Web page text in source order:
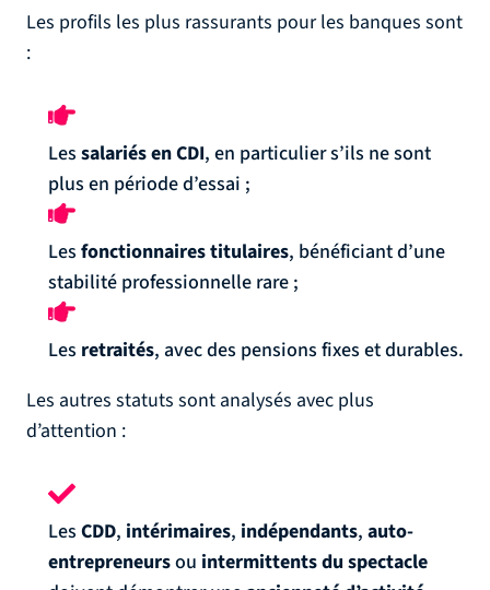
Les profils les plus rassurants pour les banques sont
:
Les salariés en CDI, en particulier s’ils ne sont
plus en période d’essai ;
Les fonctionnaires titulaires, bénéficiant d’une
stabilité professionnelle rare ;
Les retraités, avec des pensions fixes et durables.
Les autres statuts sont analysés avec plus
d’attention :
Les CDD, intérimaires, indépendants, auto-
entrepreneursou intermittents du spectacle